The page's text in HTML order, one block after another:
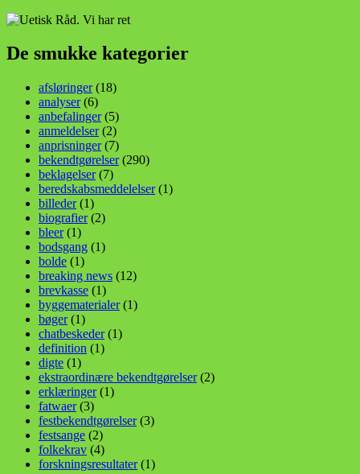
De smukke kategorier
afsløringer(18)
analyser(6)
anbefalinger(5)
anmeldelser(2)
anprisninger(7)
bekendtgørelser(290)
beklagelser(7)
beredskabsmeddelelser(1)
billeder(1)
biografier(2)
bleer(1)
bodsgang (1)
bolde (1)
breaking news (12)
brevkasse (1)
byggematerialer(1)
bøger(1)
chatbeskeder(1)
definition (1)
digte (1)
ekstraordinære bekendtgørelser(2)
erklæringer(1)
fatwaer(3)
festbekendtgørelser(3)
festsange (2)
folkekrav (4)
forskningsresultater(1)